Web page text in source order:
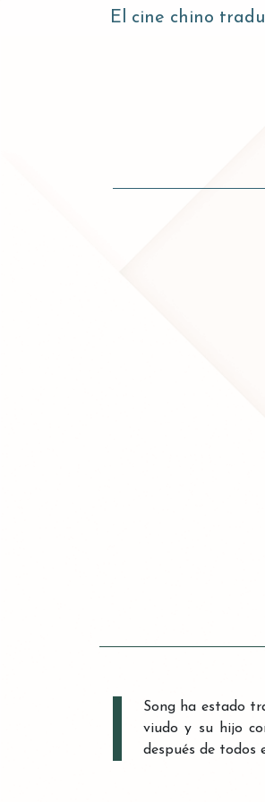
El cine chino
Song ha estado
viudo y su hijo
después de